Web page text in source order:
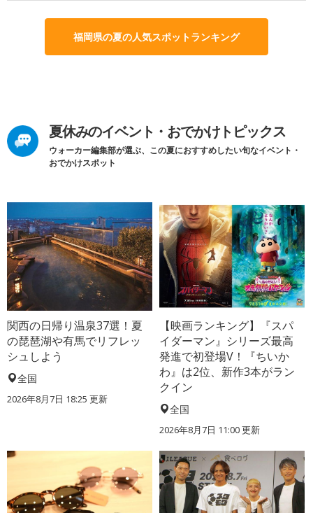
福岡県の夏の人気スポットランキング
夏休みのイベント・おでかけトピックス
ウォーカー編集部が選ぶ、この夏におすすめしたい旬なイベント・
おでかけスポット
関西の日帰り温泉37選！夏
の琵琶湖や有馬でリフレッ
シュしよう
全国
2026年8月7日 18:25 更新
【映画ランキング】『スパ
イダーマン』シリーズ最高
発進で初登場V！『ちいか
わ』は2位、新作3本がラン
クイン
全国
2026年8月7日 11:00更新